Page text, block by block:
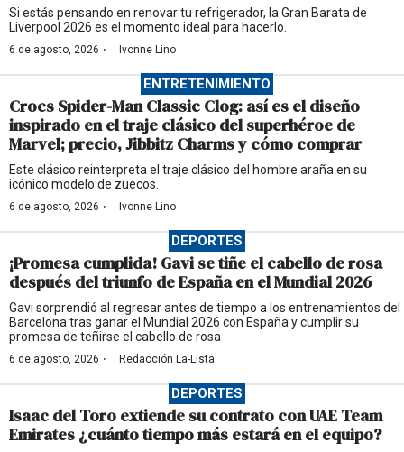
Si estás pensando en renovar tu refrigerador, la Gran Barata de
Liverpool 2026 es el momento ideal para hacerlo.
6 de agosto, 2026 · Ivonne Lino
ENTRETENIMIENTO
Crocs Spider-Man Classic Clog: así es el diseño
inspirado en el traje clásico del superhéroe de
Marvel; precio, Jibbitz Charms y cómo comprar
Este clásico reinterpreta el traje clásico del hombre araña en su
icónico modelo de zuecos.
6 de agosto, 2026 · Ivonne Lino
DEPORTES
¡Promesa cumplida! Gavi se tiñe el cabello de rosa
después del triunfo de España en el Mundial 2026
Gavi sorprendió al regresar antes de tiempo a los entrenamientos del
Barcelona tras ganar el Mundial 2026 con España y cumplir su
promesa de teñirse el cabello de rosa
6 de agosto, 2026 · Redacción La-Lista
DEPORTES
Isaac del Toro extiende su contrato con UAE Team
Emirates ¿cuánto tiempo más estará en el equipo?